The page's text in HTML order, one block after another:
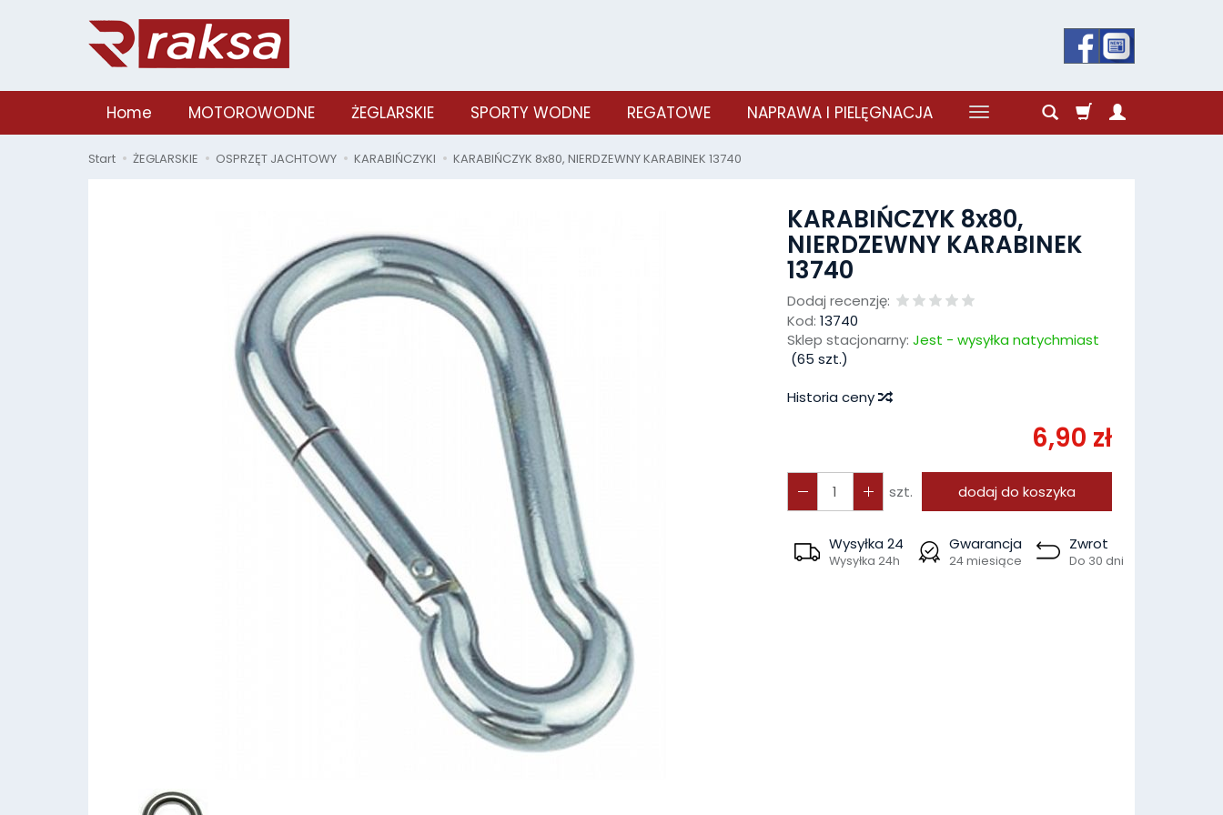
Home MOTOROWODNE ŻEGLARSKIE SPORTY WODNE REGATOWE NAPRAWA I PIELĘGNACJA
Start ŻEGLARSKIE OSPRZĘT JACHTOWY KARABIŃCZYKI KARABIŃCZYK 8x80, NIERDZEWNY KARABINEK 13740
KARABIŃCZYK 8x80,
NIERDZEWNY KARABINEK
13740
Dodaj recenzję:
Kod: 13740
Sklep stacjonarny: Jest - wysyłka natychmiast
(65 szt.)
Historia ceny
6,90 zł
szt. dodaj do koszyka
Wysyłka 24
Wysyłka 24h
Gwarancja
24 miesiące
Zwrot
Do 30 dni